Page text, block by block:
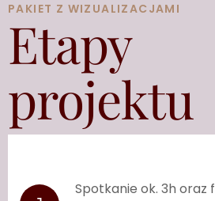
PAKIET Z WIZUALIZACJAMI
Etapy
projektu
Spotkanie ok. 3h oraz